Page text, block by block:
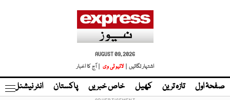
AUGUST 09, 2026
اشتہار لگائیں |
لائیو ٹی وی | آج کا اخبار
صفحۂ اول تازہ ترین کھیل خاص خبریں پاکستان انٹر نیشنل